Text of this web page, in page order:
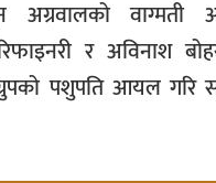
वाग्मती
र अविनाश
पशुपति आयल गरि